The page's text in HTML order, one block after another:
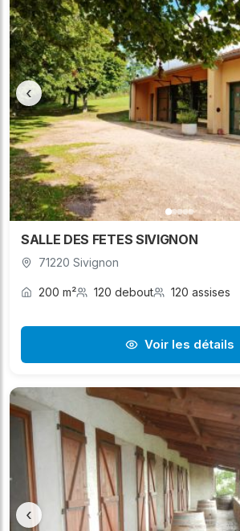
‹
SALLE DES FETES SIVIGNON
71220 Sivignon
200 m² 120 debout 120 assises
Voir les détails
‹